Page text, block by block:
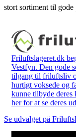
stort sortiment til gode
Friluftslageret.dk
Vestfyn. Den gode
tilgang til friluftsliv
hurtigt voksede og
kunne tilbyde deres
her for at se deres
Se udvalget på